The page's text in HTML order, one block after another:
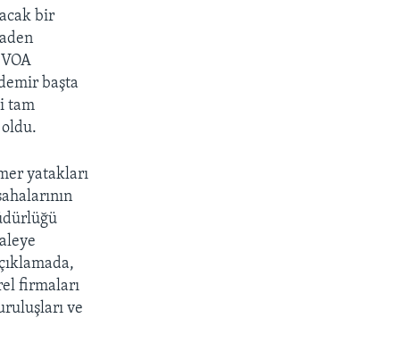
bir
başta
tam
oldu.
yatakları
firmaları
ve